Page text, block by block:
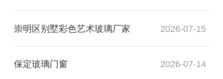
崇明区别墅彩色艺术玻璃厂家 2026-07-15
保定玻璃门窗 2026-07-14